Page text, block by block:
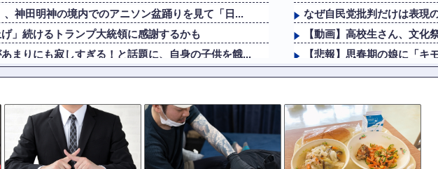
神田明神の境内でのアニソン盆踊りを見て「日...
」続けるトランプ大統領に感謝するかも
まりにも寂しすぎる！と話題に、自身の子供を餓...
を救おうとしてﾀﾋ亡 →専門家も警鐘「救助は...
江流域で深刻な洪水被害
ラーパネルが…
にも・・・
なぜ自民党批判だけは表現
【動画】高校生さん、文
【悲報】思春期の娘に「キ
海外「なんてこった！」日
Amazon「注文をキャンセ
【朗報】高瀬くるみ＆浅倉
【ウマ娘】俺はこういう元